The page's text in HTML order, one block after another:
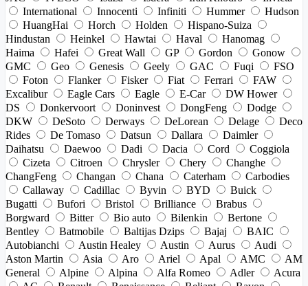
International
Innocenti Infiniti Hummer
Hudson
HuangHai
Horch Holden
Hispano-Suiza
Hindustan
Heinkel Hawtai Haval
Hanomag
Haima
Hafei Great Wall GP Gordon
Gonow
GMC
Geo Genesis Geely GAC Fuqi
FSO
Foton
Flanker Fisker Fiat Ferrari
FAW
Excalibur
Eagle Cars Eagle E-Car
DW Hower
DS
Donkervoort Doninvest DongFeng
Dodge
DKW
DeSoto Derways DeLorean Delage
Deco
Rides
De Tomaso Datsun Dallara
Daimler
Daihatsu
Daewoo Dadi Dacia Cord
Coggiola
Cizeta
Citroen Chrysler Chery
Changhe
ChangFeng
Changan Chana Caterham
Carbodies
Callaway
Cadillac Byvin BYD
Buick
Bugatti
Bufori Bristol Brilliance
Brabus
Borgward
Bitter Bio auto Bilenkin
Bertone
Bentley
Batmobile Baltijas Dzips Bajaj
BAIC
Autobianchi
Austin Healey Austin Aurus
Audi
Aston Martin
Asia Aro Ariel Apal AMC
AM
General
Alpine Alpina Alfa Romeo Adler
Acura